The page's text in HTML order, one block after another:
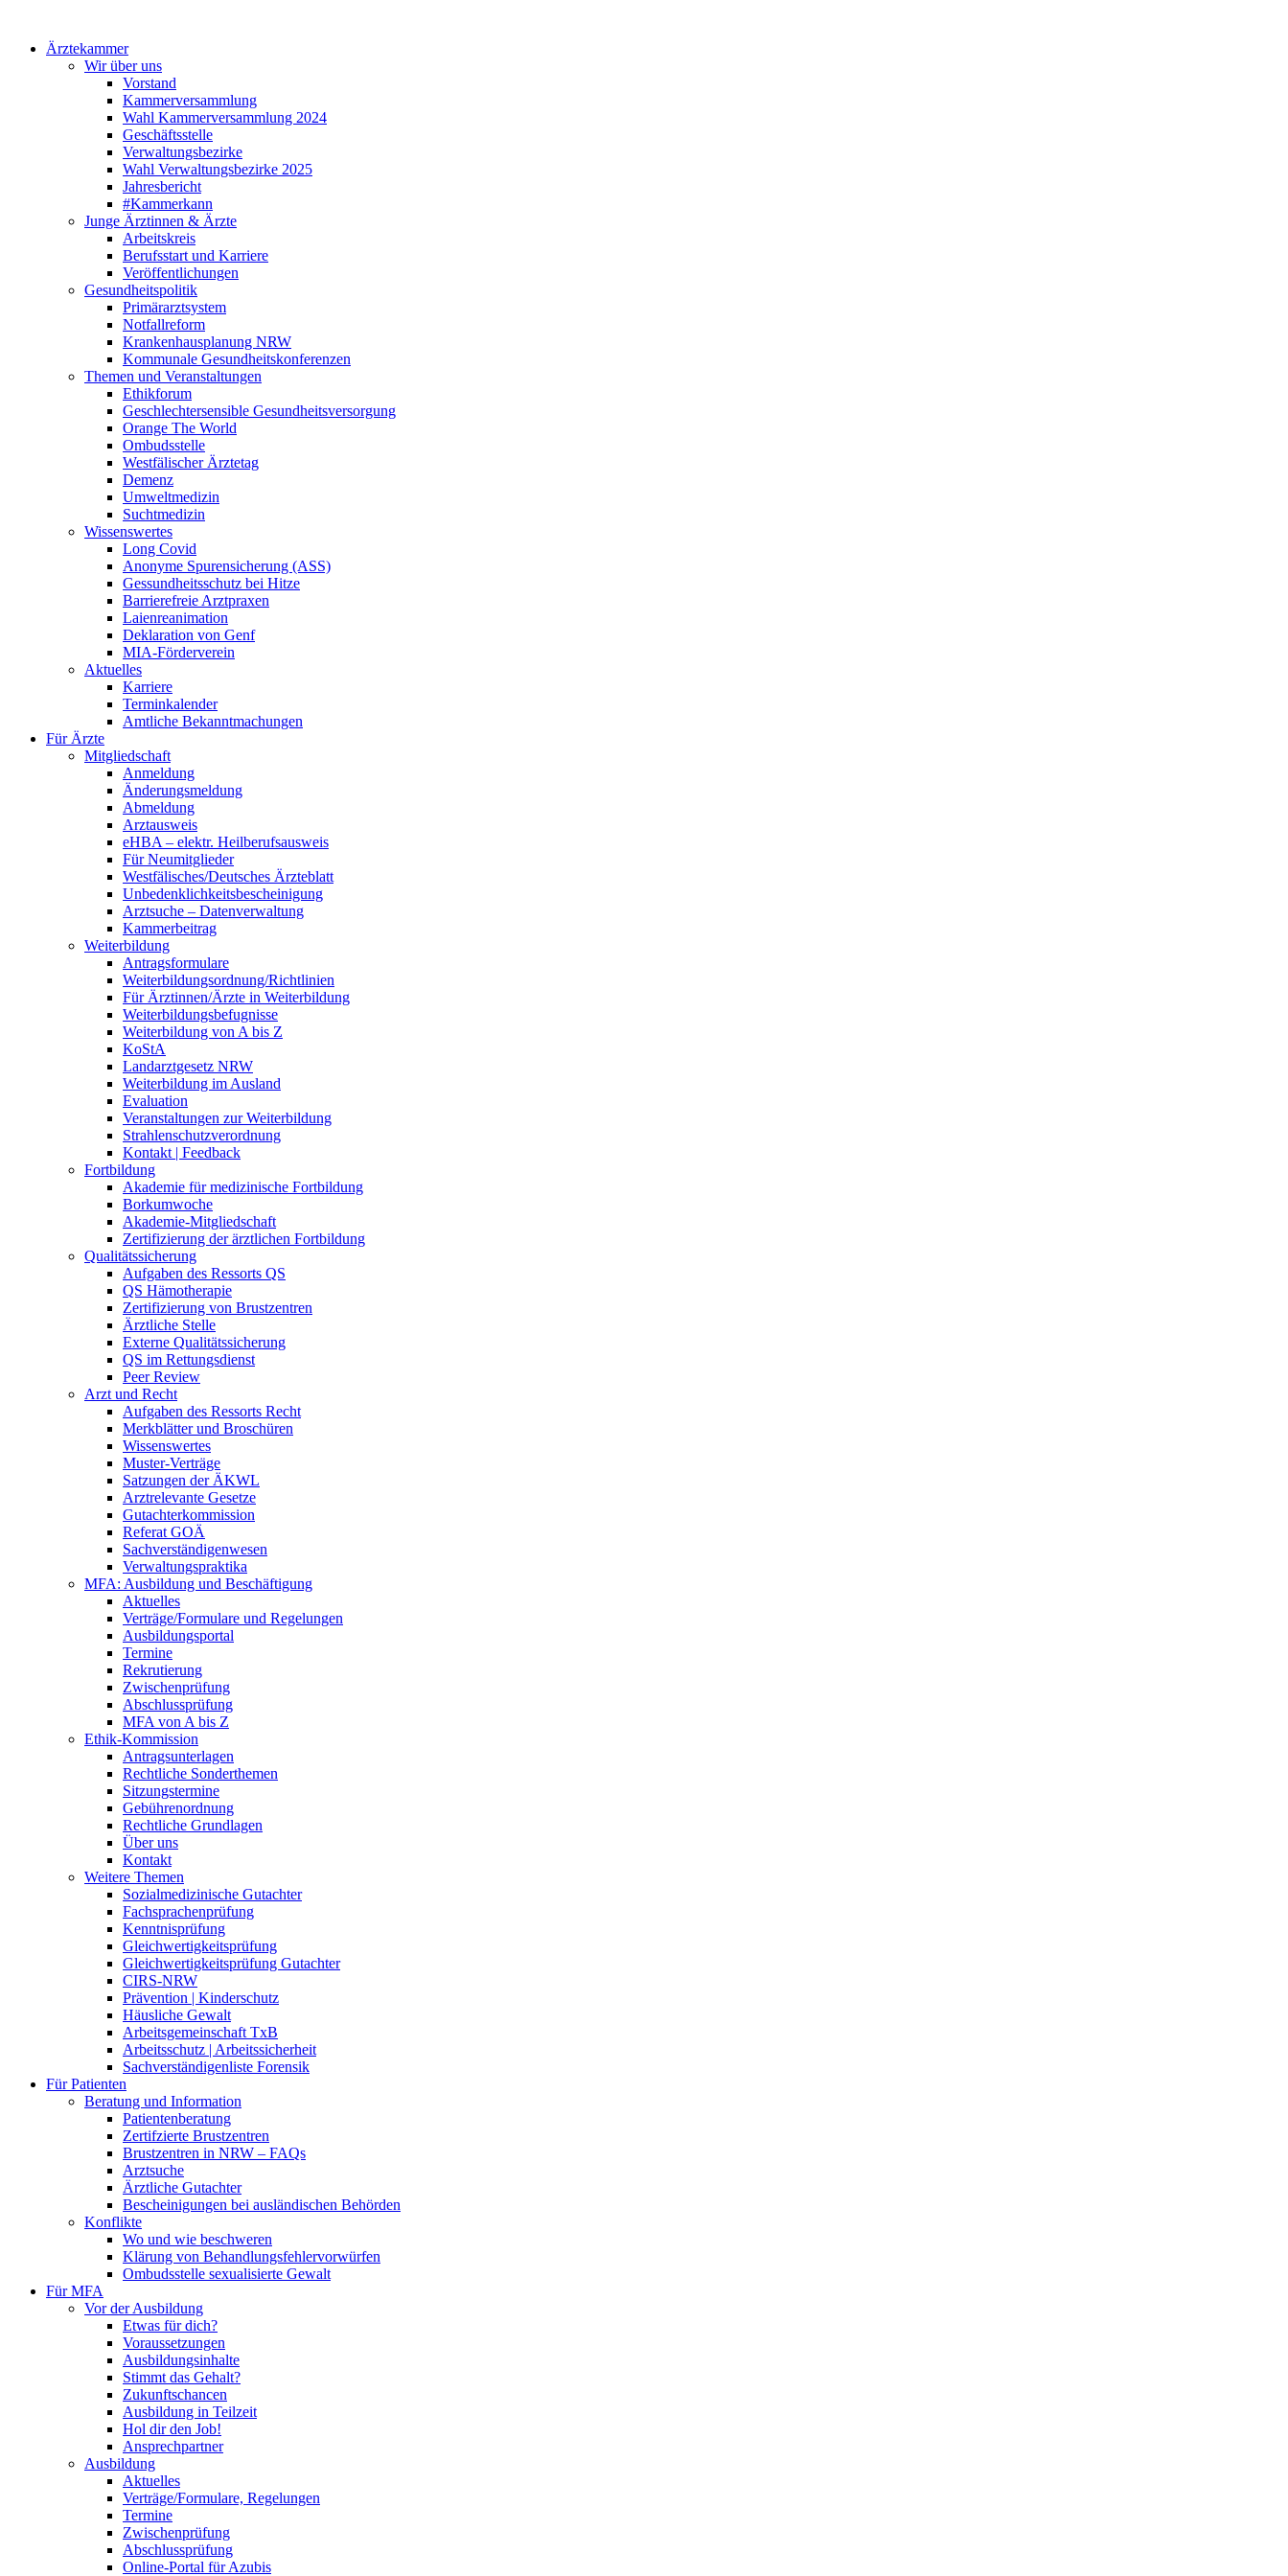
Ärztekammer
Wir über uns
Vorstand
Kammerversammlung
Wahl Kammerversammlung 2024
Geschäftsstelle
Verwaltungsbezirke
Wahl Verwaltungsbezirke 2025
Jahresbericht
#Kammerkann
Junge Ärztinnen & Ärzte
Arbeitskreis
Berufsstart und Karriere
Veröffentlichungen
Gesundheitspolitik
Primärarztsystem
Notfallreform
Krankenhausplanung NRW
Kommunale Gesundheitskonferenzen
Themen und Veranstaltungen
Ethikforum
Geschlechtersensible Gesundheitsversorgung
Orange The World
Ombudsstelle
Westfälischer Ärztetag
Demenz
Umweltmedizin
Suchtmedizin
Wissenswertes
Long Covid
Anonyme Spurensicherung (ASS)
Gessundheitsschutz bei Hitze
Barrierefreie Arztpraxen
Laienreanimation
Deklaration von Genf
MIA-Förderverein
Aktuelles
Karriere
Terminkalender
Amtliche Bekanntmachungen
Für Ärzte
Mitgliedschaft
Anmeldung
Änderungsmeldung
Abmeldung
Arztausweis
eHBA – elektr. Heilberufsausweis
Für Neumitglieder
Westfälisches/Deutsches Ärzteblatt
Unbedenklichkeitsbescheinigung
Arztsuche – Datenverwaltung
Kammerbeitrag
Weiterbildung
Antragsformulare
Weiterbildungsordnung/Richtlinien
Für Ärztinnen/Ärzte in Weiterbildung
Weiterbildungsbefugnisse
Weiterbildung von A bis Z
KoStA
Landarztgesetz NRW
Weiterbildung im Ausland
Evaluation
Veranstaltungen zur Weiterbildung
Strahlenschutzverordnung
Kontakt | Feedback
Fortbildung
Akademie für medizinische Fortbildung
Borkumwoche
Akademie-Mitgliedschaft
Zertifizierung der ärztlichen Fortbildung
Qualitätssicherung
Aufgaben des Ressorts QS
QS Hämotherapie
Zertifizierung von Brustzentren
Ärztliche Stelle
Externe Qualitätssicherung
QS im Rettungsdienst
Peer Review
Arzt und Recht
Aufgaben des Ressorts Recht
Merkblätter und Broschüren
Wissenswertes
Muster-Verträge
Satzungen der ÄKWL
Arztrelevante Gesetze
Gutachterkommission
Referat GOÄ
Sachverständigenwesen
Verwaltungspraktika
MFA: Ausbildung und Beschäftigung
Aktuelles
Verträge/Formulare und Regelungen
Ausbildungsportal
Termine
Rekrutierung
Zwischenprüfung
Abschlussprüfung
MFA von A bis Z
Ethik-Kommission
Antragsunterlagen
Rechtliche Sonderthemen
Sitzungstermine
Gebührenordnung
Rechtliche Grundlagen
Über uns
Kontakt
Weitere Themen
Sozialmedizinische Gutachter
Fachsprachenprüfung
Kenntnisprüfung
Gleichwertigkeitsprüfung
Gleichwertigkeitsprüfung Gutachter
CIRS-NRW
Prävention | Kinderschutz
Häusliche Gewalt
Arbeitsgemeinschaft TxB
Arbeitsschutz | Arbeitssicherheit
Sachverständigenliste Forensik
Für Patienten
Beratung und Information
Patientenberatung
Zertifzierte Brustzentren
Brustzentren in NRW – FAQs
Arztsuche
Ärztliche Gutachter
Bescheinigungen bei ausländischen Behörden
Konflikte
Wo und wie beschweren
Klärung von Behandlungsfehlervorwürfen
Ombudsstelle sexualisierte Gewalt
Für MFA
Vor der Ausbildung
Etwas für dich?
Voraussetzungen
Ausbildungsinhalte
Stimmt das Gehalt?
Zukunftschancen
Ausbildung in Teilzeit
Hol dir den Job!
Ansprechpartner
Ausbildung
Aktuelles
Verträge/Formulare, Regelungen
Termine
Zwischenprüfung
Abschlussprüfung
Online-Portal für Azubis